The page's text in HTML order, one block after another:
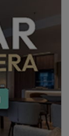
de julio se
Cursos de
del
La oferta
"Iniciación a la
del 30
6 al 9 de julio;
los días 6,
de